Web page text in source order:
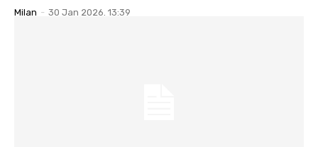
Milan - 30 Jan 2026. 13:39